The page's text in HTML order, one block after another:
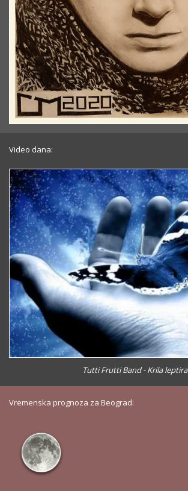
Video dana:
Tutti Frutti Band - Krila leptira
Vremenska prognoza za Beograd: